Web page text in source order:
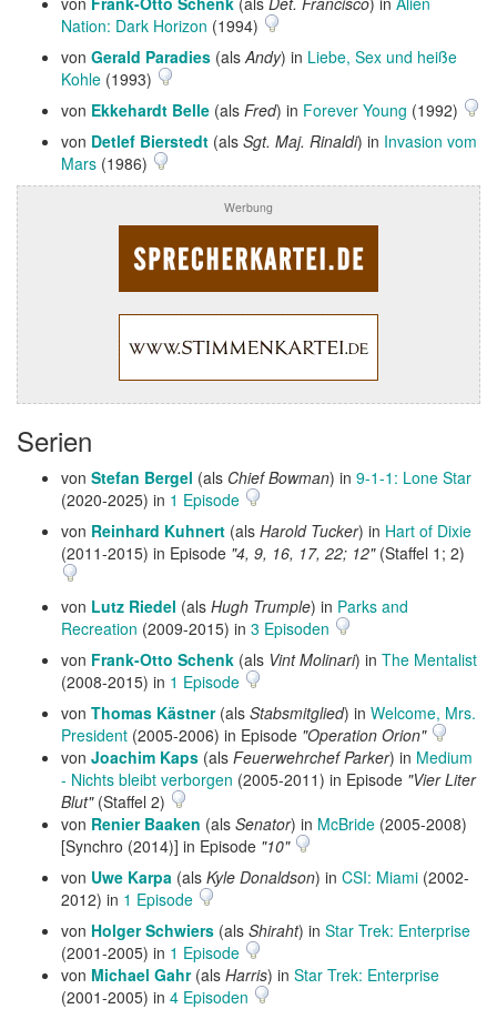
Nation: Dark Horizon (1994)
von Gerald Paradies (alsAndy) in Liebe, Sex und heiße
Kohle (1993)
von Ekkehardt Belle (als Fred) in Forever Young (1992)
von Detlef Bierstedt (als Sgt. Maj. Rinaldi) in Invasion vom
Mars (1986)
Werbung
Serien
von Stefan Bergel (als Chief Bowman) in 9-1-1: Lone Star
(2020-2025) in 1 Episode
von Reinhard Kuhnert (als Harold Tucker) in Hart of Dixie
(2011-2015) in Episode "4, 9, 16, 17, 22; 12"(Staffel 1; 2)
von Lutz Riedel (als Hugh Trumple) in Parks and
Recreation (2009-2015) in 3 Episoden
von Frank-Otto Schenk (als Vint Molinari) in The Mentalist
(2008-2015) in 1 Episode
von Thomas Kästner(als Stabsmitglied) in Welcome, Mrs.
President (2005-2006) in Episode "Operation Orion"
von Joachim Kaps (als Feuerwehrchef Parker) in Medium
- Nichts bleibt verborgen (2005-2011) in Episode "Vier Liter
Blut"(Staffel 2)
von Renier Baaken (als Senator) in McBride (2005-2008)
[Synchro (2014)] in Episode "10"
von Uwe Karpa (als Kyle Donaldson) in CSI: Miami (2002-
2012) in 1 Episode
von Holger Schwiers (als Shiraht) in Star Trek: Enterprise
(2001-2005) in 1 Episode
von Michael Gahr(als Harris) in Star Trek: Enterprise
(2001-2005) in 4 Episoden